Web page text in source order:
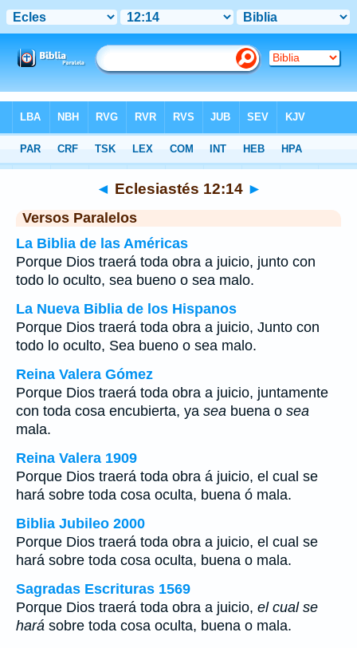
>Eclesiastés >Capítulo 12 > Verso 14
◄ Eclesiastés 12:14 ►
Versos Paralelos
La Biblia de las Américas
Porque Dios traerá toda obra a juicio, junto con
todo lo oculto, sea bueno o sea malo.
La Nueva Biblia de los Hispanos
Porque Dios traerá toda obra a juicio, Junto con
todo lo oculto, Sea bueno o sea malo.
Reina Valera Gómez
Porque Dios traerá toda obra a juicio, juntamente
con toda cosa encubierta, ya sea buena o sea
mala.
Reina Valera 1909
Porque Dios traerá toda obra á juicio, el cual se
hará sobre toda cosa oculta, buena ó mala.
Biblia Jubileo 2000
Porque Dios traerá toda obra a juicio, el cual se
hará sobre toda cosa oculta, buena o mala.
Sagradas Escrituras 1569
Porque Dios traerá toda obra a juicio, el cual se
hará sobre toda cosa oculta, buena o mala.